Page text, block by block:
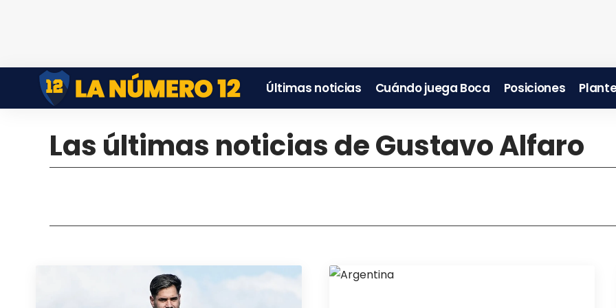
Últimas noticias Cuándo juega Boca Posiciones
Las últimas noticias de Gustavo Alfaro